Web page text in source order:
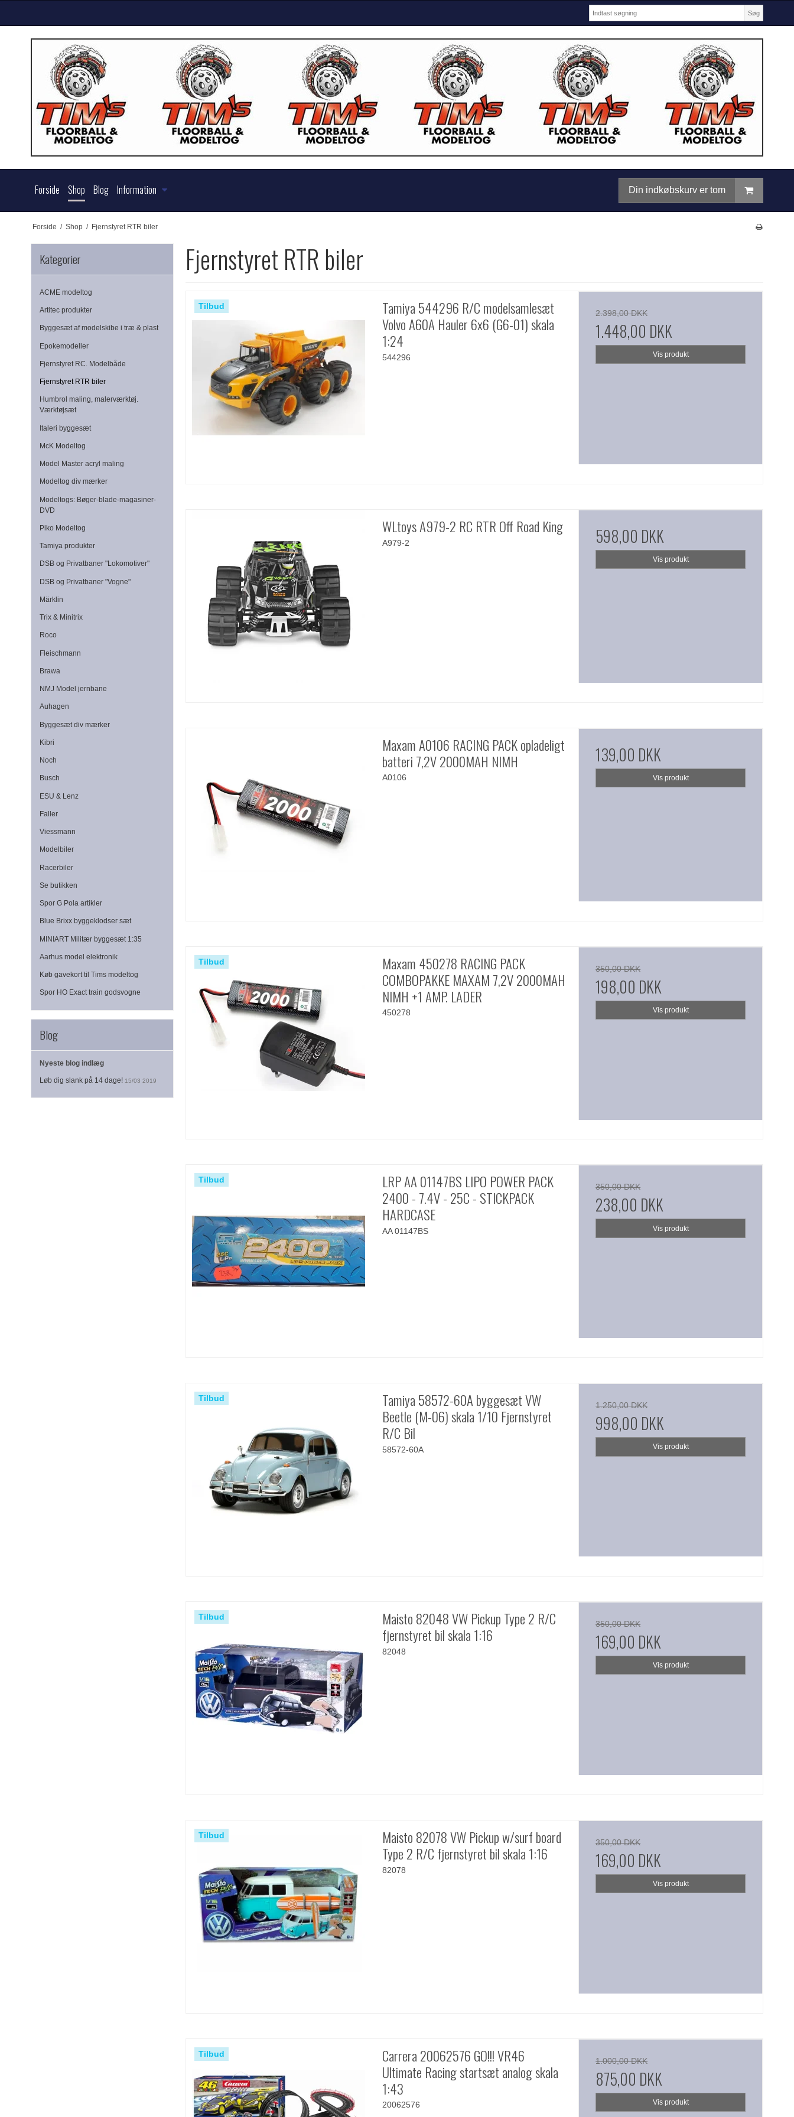
Søg
Forside Shop Blog Information Din indkøbskurv er tom
Forside / Shop / Fjernstyret RTR biler
Kategorier
ACME modeltog
Artitec produkter
Byggesæt af modelskibe i træ & plast
Epokemodeller
Fjernstyret RC. Modelbåde
Fjernstyret RTR biler
Humbrol maling, malerværktøj.
Værktøjsæt
Italeri byggesæt
McK Modeltog
Model Master acryl maling
Modeltog div mærker
Modeltogs: Bøger-blade-magasiner-
DVD
Piko Modeltog
Tamiya produkter
DSB og Privatbaner "Lokomotiver"
DSB og Privatbaner "Vogne"
Märklin
Trix & Minitrix
Roco
Fleischmann
Brawa
NMJ Model jernbane
Auhagen
Byggesæt div mærker
Kibri
Noch
Busch
ESU & Lenz
Faller
Viessmann
Modelbiler
Racerbiler
Se butikken
Spor G Pola artikler
Blue Brixx byggeklodser sæt
MINIART Militær byggesæt 1:35
Aarhus model elektronik
Køb gavekort til Tims modeltog
Spor HO Exact train godsvogne
Blog
Nyeste blog indlæg
Løb dig slank på 14 dage! 15/03 2019
Fjernstyret RTR biler
Tilbud
Tamiya 544296 R/C modelsamlesæt
Volvo A60A Hauler 6x6 (G6-01) skala
1:24
544296
2.398,00 DKK
1.448,00 DKK
Vis produkt
WLtoys A979-2 RC RTR Off Road King
A979-2 598,00 DKK
Vis produkt
Maxam A0106 RACING PACK opladeligt
batteri 7,2V 2000MAH NIMH
A0106
139,00 DKK
Vis produkt
Tilbud
Maxam 450278 RACING PACK
COMBOPAKKE MAXAM 7,2V 2000MAH
NIMH +1 AMP. LADER
450278
350,00 DKK
198,00 DKK
Vis produkt
Tilbud
LRP AA 01147BS LIPO POWER PACK
2400 - 7.4V - 25C - STICKPACK
HARDCASE
AA 01147BS
350,00 DKK
238,00 DKK
Vis produkt
Tilbud
Tamiya 58572-60A byggesæt VW
Beetle (M-06) skala 1/10 Fjernstyret
R/C Bil
58572-60A
1.250,00 DKK
998,00 DKK
Vis produkt
Tilbud
Maisto 82048 VW Pickup Type 2 R/C
fjernstyret bil skala 1:16
82048
350,00 DKK
169,00 DKK
Vis produkt
Tilbud
Maisto 82078 VW Pickup w/surf board
Type 2 R/C fjernstyret bil skala 1:16
82078
350,00 DKK
169,00 DKK
Vis produkt
Tilbud
Carrera 20062576 GO!!! VR46
Ultimate Racing startsæt analog skala
1:43
20062576
1.000,00 DKK
875,00 DKK
Vis produkt